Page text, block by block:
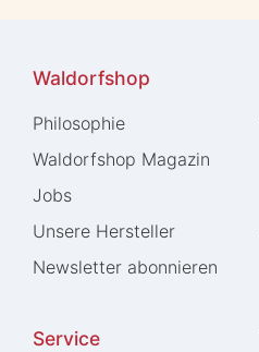
Waldorfshop
Philosophie
Waldorfshop Magazin
Jobs
Unsere Hersteller
Newsletter abonnieren
Service